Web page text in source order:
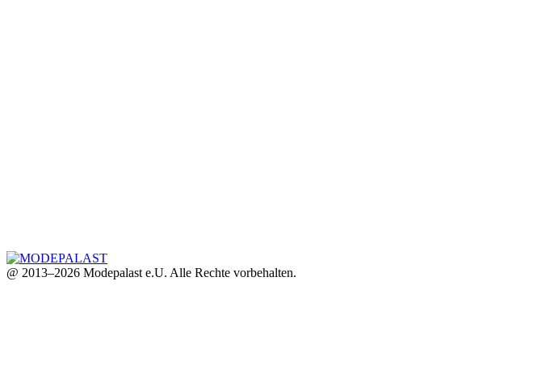
@ 2013–2026 Modepalast e.U. Alle Rechte vorbehalten.